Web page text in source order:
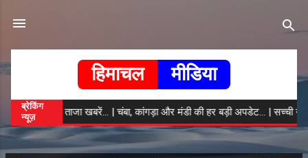
हिमाचल मीडिया
ब्रेकिंग
न्यूज़
हिमाचल की ताजा खबरें... | चंबा, कांगड़ा और मंडी की हर बड़ी अपडेट... | सच्ची